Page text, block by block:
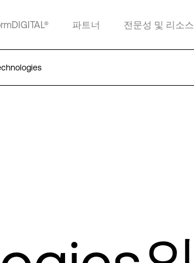
파트너 전문성 및 리소스